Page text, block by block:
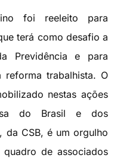
foi reeleito para
terá como desafio a
Previdência e para
trabalhista. O
nestas ações
do Brasil e dos
da CSB, é um orgulho
de associados